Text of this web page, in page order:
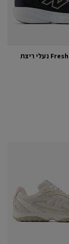
Fresh Foam 680v9 נעלי ריצת